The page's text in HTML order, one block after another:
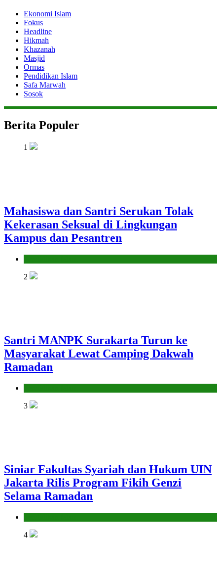
Ekonomi Islam
Fokus
Headline
Hikmah
Khazanah
Masjid
Ormas
Pendidikan Islam
Safa Marwah
Sosok
Berita Populer
1
Mahasiswa dan Santri Serukan Tolak
Kekerasan Seksual di Lingkungan
Kampus dan Pesantren
2
Santri MANPK Surakarta Turun ke
Masyarakat Lewat Camping Dakwah
Ramadan
3
Siniar Fakultas Syariah dan Hukum UIN
Jakarta Rilis Program Fikih Genzi
Selama Ramadan
4